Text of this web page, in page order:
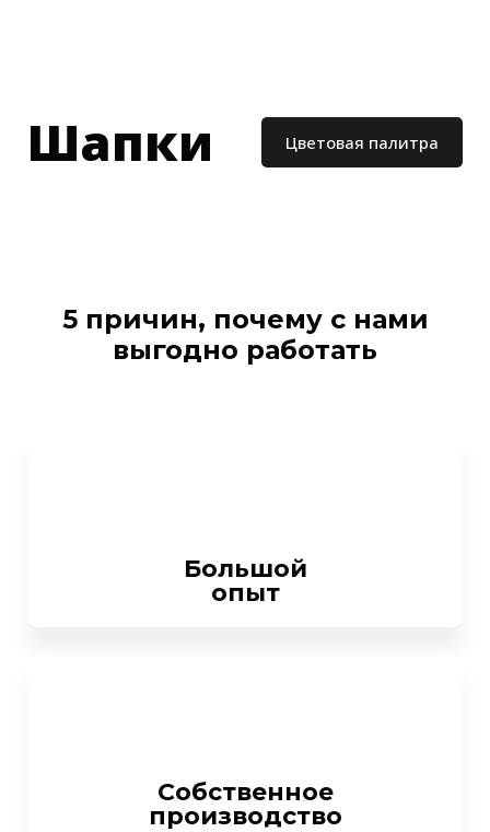
Цветовая палитра
Шапки
5 причин, почему с нами
выгодно работать
Большой
опыт
Собственное
производство